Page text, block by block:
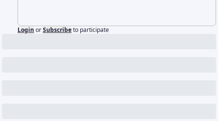
Login orSubscribeto participate